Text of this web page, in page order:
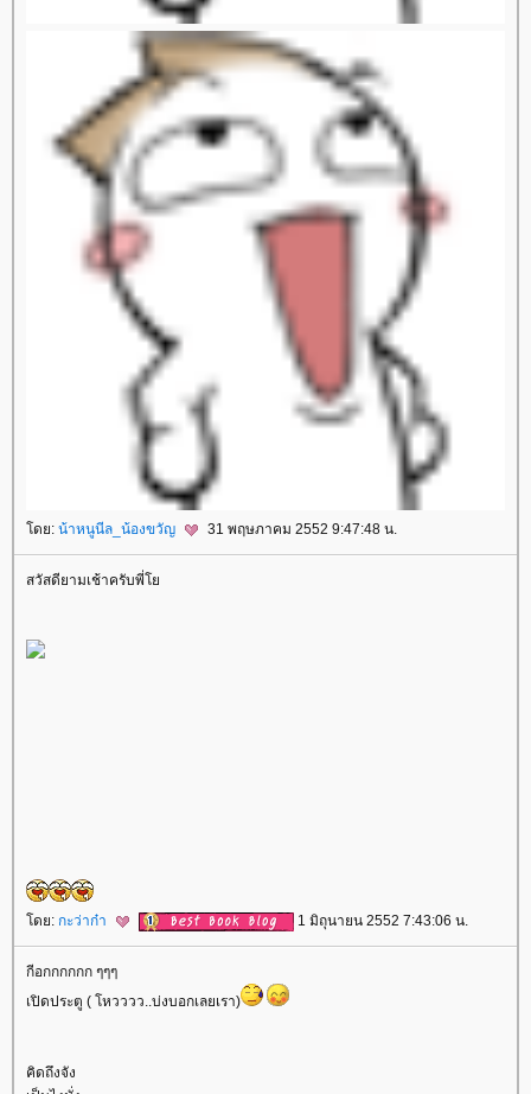
ดย: น้าหนูนีล_น้องขวัญ 31 พฤษภาคม 2552 9:47:48 น.
สวัสดียามเช้าครับพี่
ดย: กะว่าก๋า 1 มิถุนายน 2552 7:43:06 น.
กีอกกกกกก ๆๆๆ
เปิดประตู ( โหวววว..บ่งบอกเลยเรา)
คิดถึงจัง